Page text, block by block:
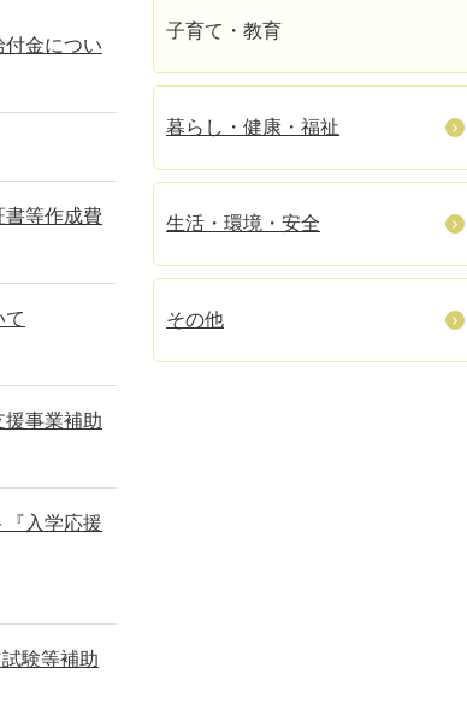
付金につい
書等作成費
て
事業補助
入学応援
験等補助
子育て・教育
暮らし・健康・福祉
生活・環境・安全
その他